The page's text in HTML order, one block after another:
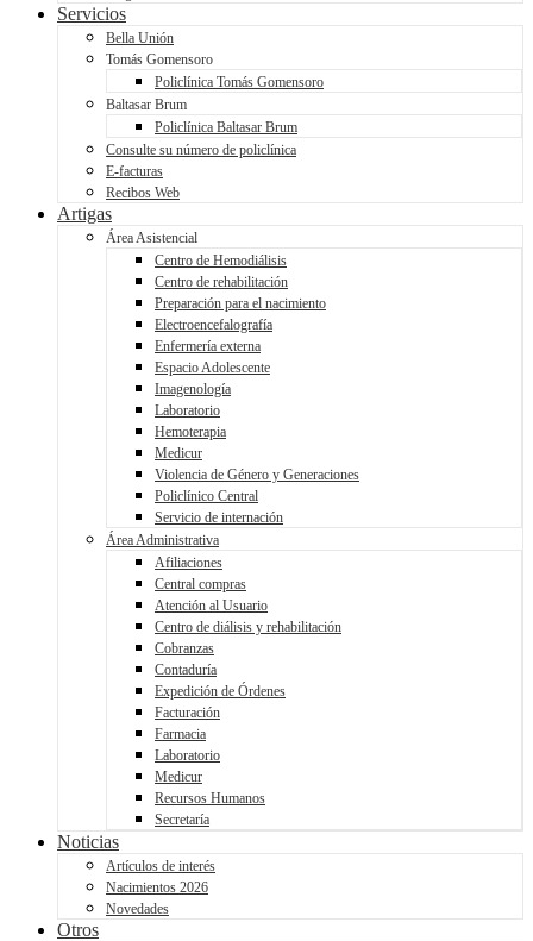
Servicios
Bella Unión
Tomás Gomensoro
Policlínica Tomás Gomensoro
Baltasar Brum
Policlínica Baltasar Brum
Consulte su número de policlínica
E-facturas
Recibos Web
Artigas
Área Asistencial
Centro de Hemodiálisis
Centro de rehabilitación
Preparación para el nacimiento
Electroencefalografía
Enfermería externa
Espacio Adolescente
Imagenología
Laboratorio
Hemoterapia
Medicur
Violencia de Género y Generaciones
Policlínico Central
Servicio de internación
Área Administrativa
Afiliaciones
Central compras
Atención al Usuario
Centro de diálisis y rehabilitación
Cobranzas
Contaduría
Expedición de Órdenes
Facturación
Farmacia
Laboratorio
Medicur
Recursos Humanos
Secretaría
Noticias
Artículos de interés
Nacimientos 2026
Novedades
Otros